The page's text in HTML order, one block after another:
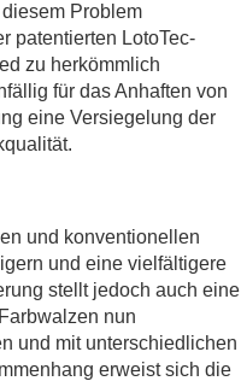
Problem
patentierten LotoTec-
zu herkömmlich
für das Anhaften von
eine Versiegelung der
und konventionellen
und eine vielfältigere
stellt jedoch auch eine
nun
und mit unterschiedlichen
erweist sich die